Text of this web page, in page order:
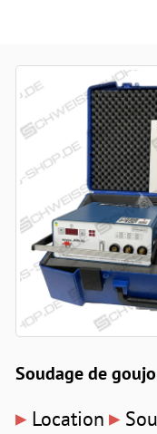
Soudage de
▸ Location ▸